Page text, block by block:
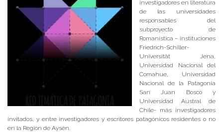
investigadores en literatura
de las universidades
responsables del
subproyecto de
Romanística – instituciones
Friedrich-Schiller-
Universität Jena,
Universidad Nacional del
Comahue, Universidad
Nacional de la Patagonia
San Juan Bosco y
Universidad Austral de
Chile- más investigadores
invitados, y entre investigadores y escritores patagónicos residentes o no
en la Región de Aysén.